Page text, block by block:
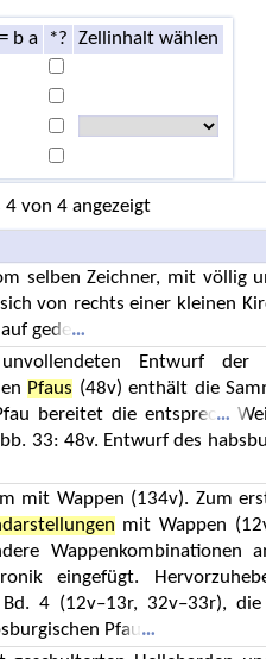
b a *?
Zellinhalt wählen
4 von 4 angezeigt
selben Zeichner, mit völlig
von rechts einer kleinen
gede
Entwurf der
Pfaus (48v) enthält die
bereitet die entsprec
33: 48v. Entwurf des
mit Wappen (134v). Zum
mit Wappen
Wappenkombinationen
eingefügt.
4 (12v–13r, 32v–33r), die
Pfau